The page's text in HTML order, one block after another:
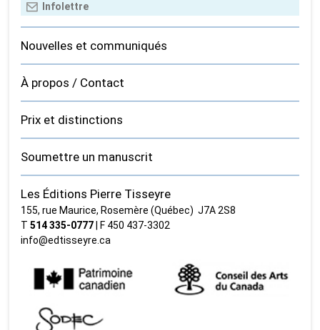
Nouvelles et communiqués
À propos / Contact
Prix et distinctions
Soumettre un manuscrit
Les Éditions Pierre Tisseyre
155, rue Maurice, Rosemère (Québec) J7A 2S8
T514 335‑0777 | F 450 437‑3302
info@edtisseyre.ca